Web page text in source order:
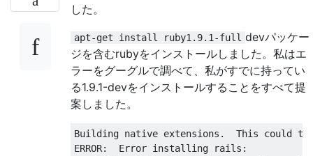
した。
apt-get install ruby1.9.1-full devパッケー
ジを含むrubyをインストールしました。私はエ
ラーをグーグルで調べて、私がすでに持ってい
る1.9.1-devをインストールすることをすべて提
案しました。
Building native extensions . This could
ERROR: Error installing rails :